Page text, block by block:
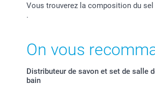
Vous trouverez la composition du sel
.
On vous
Distributeur de savon et set de salle
bain